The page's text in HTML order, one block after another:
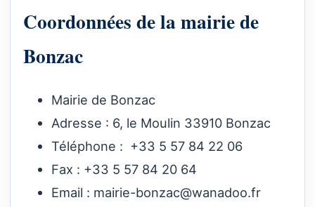
Coordonnées de la mairie de
Bonzac
Mairie de Bonzac
Adresse : 6, le Moulin 33910 Bonzac
Téléphone : +33 5 57 84 22 06
Fax : +33 5 57 84 20 64
Email : mairie-bonzac@wanadoo.fr